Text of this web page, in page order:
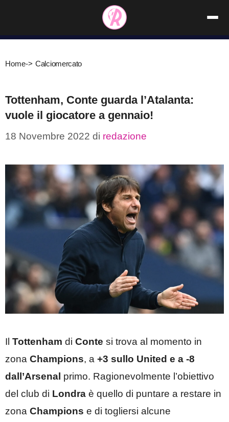
contenuto
Home-> Calciomercato
Tottenham, Conte guarda l’Atalanta:
vuole il giocatore a gennaio!
18 Novembre 2022 di redazione
Il Tottenham di Conte si trova al momento in
zona Champions, a +3 sullo United e a -8
dall’Arsenal primo. Ragionevolmente l’obiettivo
del club di Londra è quello di puntare a restare in
zona Champions e di togliersi alcune